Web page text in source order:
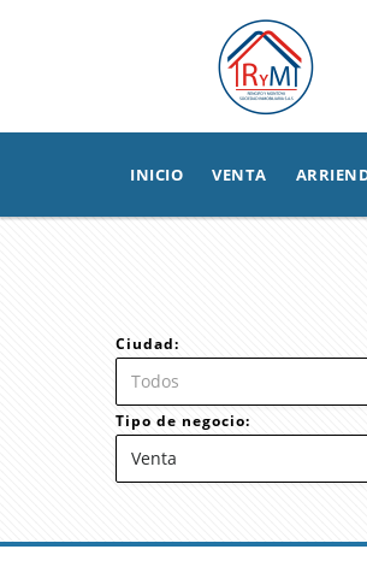
INICIO VENTA
Ciudad:
Todos
Tipo de negocio:
Venta